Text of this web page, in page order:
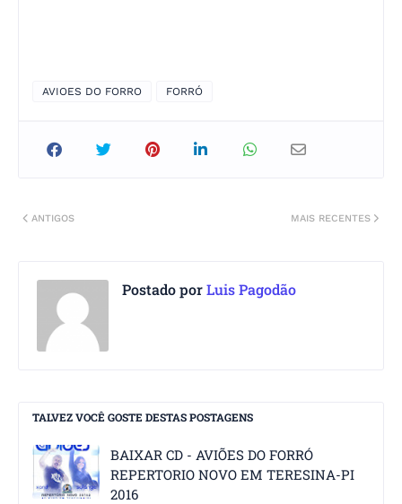
AVIOES DO FORRO FORRÓ
MAIS RECENTES
ANTIGOS
Postado porLuis Pagodão
TALVEZ VOCÊ GOSTE DESTAS POSTAGENS
BAIXAR CD - AVIÕES DO FORRÓ
REPERTORIO NOVO EM TERESINA-PI
2016